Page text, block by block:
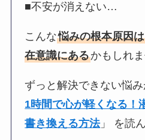
■不安が消えない…
こんな悩みの根本原因
在意識にあるかもしれま
ずっと解決できない悩み
1時間で心が軽くなる！
書き換える方法」 を読